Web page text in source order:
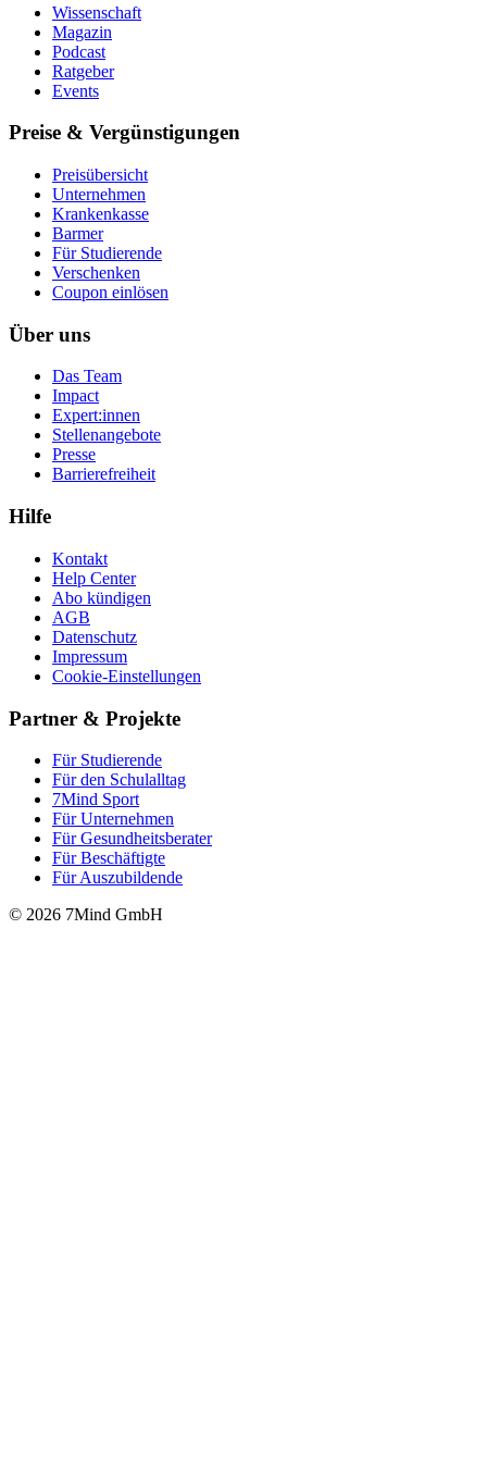
Wissenschaft
Magazin
Podcast
Ratgeber
Events
Preise & Vergünstigungen
Preisübersicht
Unternehmen
Krankenkasse
Barmer
Für Studierende
Ver­schen­ken
Coupon einlösen
Über uns
Das Team
Impact
Expert:innen
Stellenangebote
Presse
Barrierefreiheit
Hilfe
Kontakt
Help Center
Abo kündigen
AGB
Datenschutz
Impressum
Cookie-Einstellungen
Partner & Projekte
Für Stu­die­rende
Für den Schulalltag
7Mind Sport
Für Unter­neh­men
Für Gesund­heits­be­ra­ter
Für Beschäftigte
Für Auszubildende
© 2026 7Mind GmbH